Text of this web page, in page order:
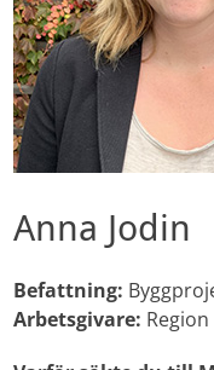
Anna Jodin
Befattning:
Arbetsgivare: